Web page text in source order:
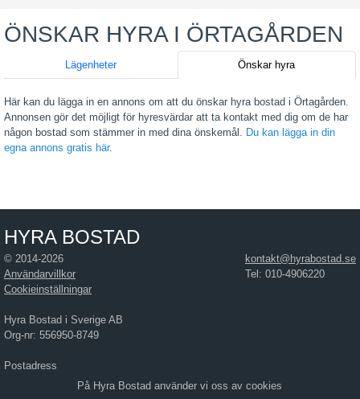
ÖNSKAR HYRA I ÖRTAGÅRDEN
Lägenheter Önskar hyra
Här kan du lägga in en annons om att du önskar hyra bostad i Örtagården.
Annonsen gör det möjligt för hyresvärdar att ta kontakt med dig om de har
någon bostad som stämmer in med dina önskemål. Du kan lägga in din
egna annons gratis här.
HYRA BOSTAD
kontakt@hyrabostad.se
Tel: 010-4906220
© 2014-2026
Användarvillkor
Cookieinställningar
Hyra Bostad i Sverige AB
Org-nr: 556950-8749
Postadress
Hyra Bostad i Sverige ABPå Hyra Bostad använder vi oss av cookies